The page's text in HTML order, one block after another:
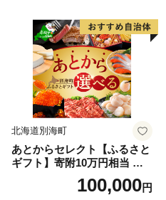
北海道別海町
あとからセレクト【ふるさと
ギフト】寄附10万円相当 あ
とから選べる！ ギフト いく
ら ほたて 海鮮 牛肉 別海町
100,000円